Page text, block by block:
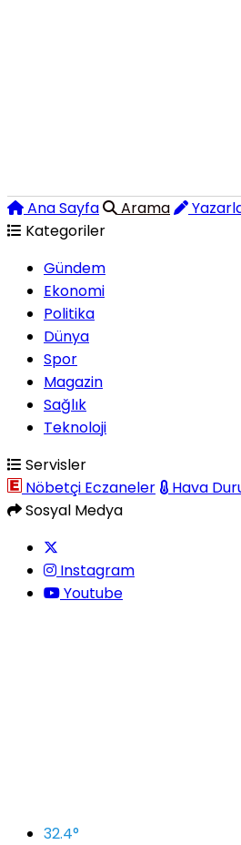
Ana Sayfa Arama
Kategoriler
Gündem
Ekonomi
Politika
Dünya
Spor
Magazin
Sağlık
Teknoloji
Servisler
Nöbetçi Eczaneler
Hava
Sosyal Medya
Instagram
Youtube
32.4°